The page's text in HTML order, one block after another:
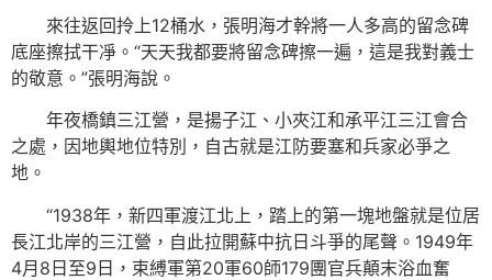
來往返回拎上12桶水，張明海才幹將一人多高的留念碑
底座擦拭干凈。“天天我都要將留念碑擦一遍，這是我對義士
的敬意。”張明海說。
年夜橋鎮三江營，是揚子江、小夾江和承平江三江會合
之處，因地輿地位特別，自古就是江防要塞和兵家必爭之
地。
“1938年，新四軍渡江北上，踏上的第一塊地盤就是位居
長江北岸的三江營，自此拉開蘇中抗日斗爭的尾聲。1949年
4月8日至9日，束縛軍第20軍60師179團官兵顛末浴血奮